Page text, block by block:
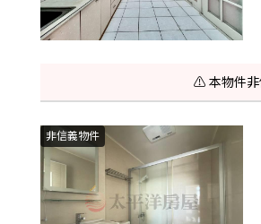
⚠️ 本物件非
非信義物件